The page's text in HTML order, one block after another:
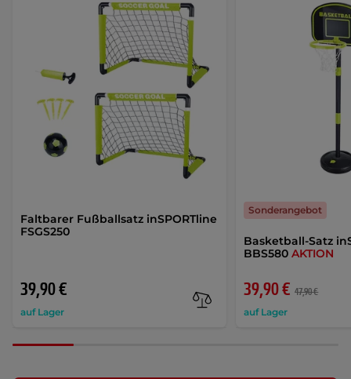
Faltbarer Fußballsatz inSPORTline
FSGS250
39,90 €
auf Lager
Basketball-Satz
BBS580AKTION
39,90 € 47,90 €
auf Lager
Sonderangebot